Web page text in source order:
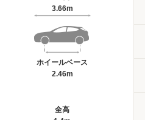
3.66m
ホイールベース
2.46m
全高